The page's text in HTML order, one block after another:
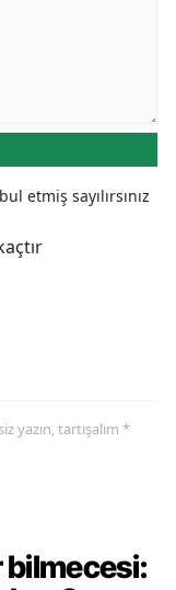
etmiş sayılırsınız
yazın, tartışalım *